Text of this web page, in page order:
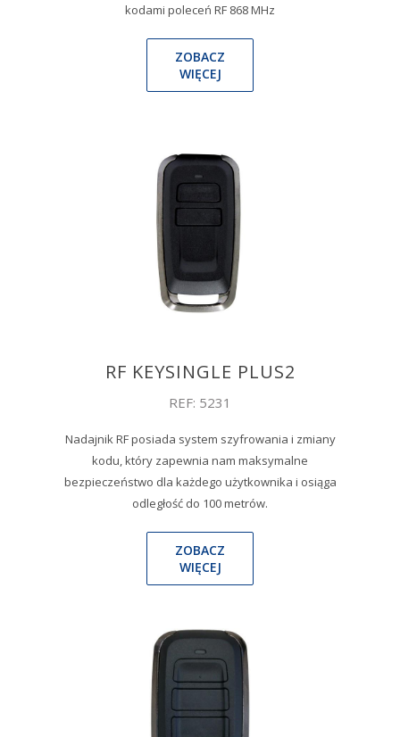
kodami poleceń RF 868 MHz
ZOBACZ
WIĘCEJ
RF KEYSINGLE PLUS2
REF: 5231
Nadajnik RF posiada system szyfrowania i zmiany
kodu, który zapewnia nam maksymalne
bezpieczeństwo dla każdego użytkownika i osiąga
odległość do 100 metrów.
ZOBACZ
WIĘCEJ